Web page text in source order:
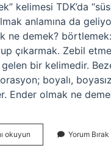
kelimesi TDK’da
anlamına da
ne demek?
çıkarmak. Zebil
gelen bir kelimedir.
boyalı,
Ender olmak ne
okuyun Bezelenmek
Ne
Yorum Bırak